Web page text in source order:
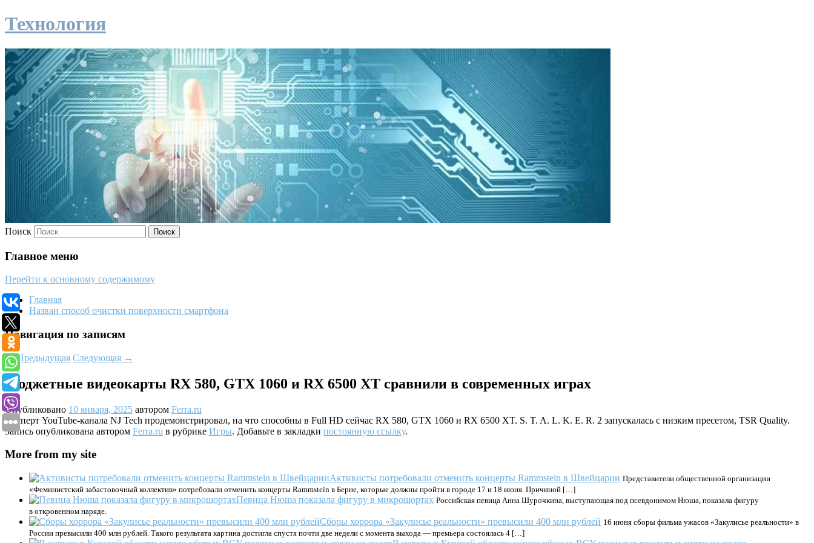
Технология
Поиск
Главное меню
Перейти к основному содержимому
Главная
Назван способ очистки поверхности смартфона
Навигация по записям
←Предыдущая Следующая →
Бюджетные видеокарты RX 580, GTX 1060 и RX 6500 XT сравнили в современных играх
Опубликовано 10 января, 2025 автором Ferra.ru
Эксперт YouTube-канала NJ Tech продемонстрировал, на что способны в Full HD сейчас RX 580, GTX 1060 и RX 6500 XT. S. T. A. L. K. E. R. 2 запускалась с низким пресетом, TSR Quality.
Запись опубликована автором Ferra.ru в рубрике Игры. Добавьте в закладки постоянную ссылку.
More from my site
Активисты потребовали отменить концерты Rammstein в Швейцарии Представители общественной организации
«Феминистский забастовочный коллектив» потребовали отменить концерты Rammstein в Берне, которые должны пройти в городе 17 и 18 июня. Причиной […]
Певица Нюша показала фигуру в микрошортах Российская певица Анна Шурочкина, выступающая под псевдонимом Нюша, показала фигуру
в откровенном наряде.
Сборы хоррора «Закулисье реальности» превысили 400 млн рублей 16 июня сборы фильма ужасов «Закулисье реальности» в
России превысили 400 млн рублей. Такого результата картина достигла спустя почти две недели с момента выхода — премьера состоялась 4 […]